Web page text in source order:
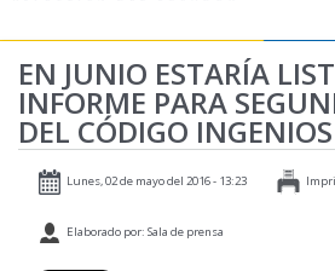
LA ASAMBLEA
LEGISLAMOS
FISCALIZAMOS
PRENSA
PARTICIPACIÓN
EN JUNIO ESTARÍA
INFORME PARA
DEL CÓDIGO INGENIOS
Lunes, 02 de mayo del 2016 - 13:23
Elaborado por: Sala de prensa